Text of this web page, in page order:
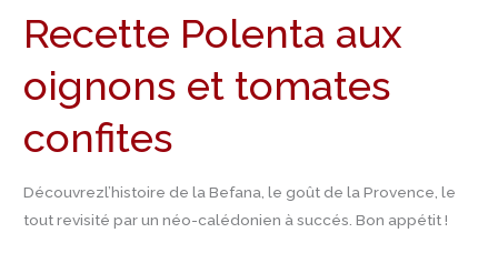
Recette Polenta aux
oignons et tomates
confites
Découvrezl’histoire de la Befana, le goût de la Provence, le
tout revisité par un néo-calédonien à succés. Bon appétit !
et
tomates
confites